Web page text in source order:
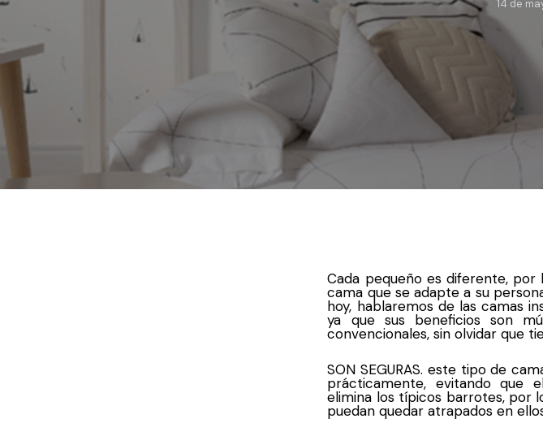
14 de
Cada pequeño es diferente,
cama que se adapte a su
hoy, hablaremos de las camas
ya que sus beneficios son
convencionales, sin olvidar que
SON SEGURAS. este tipo de
prácticamente, evitando que
elimina los típicos barrotes, por
puedan quedar atrapados en